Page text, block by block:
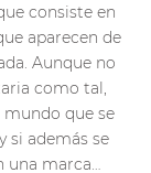
consiste en
aparecen de
Aunque no
como tal,
que se
si además se
una marca…